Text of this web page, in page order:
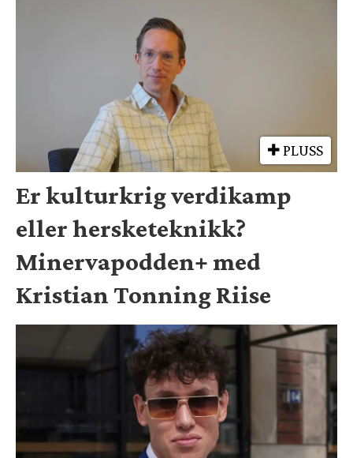
PLUSS
Er kulturkrig verdikamp
eller hersketeknikk?
Minervapodden+ med
Kristian Tonning Riise